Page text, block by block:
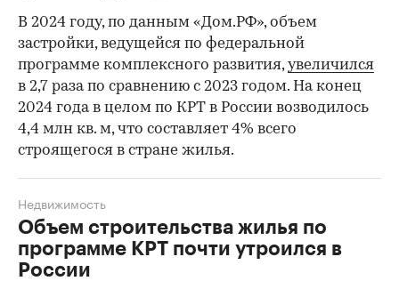
В 2024 году, по данным «Дом.РФ», объем
застройки, ведущейся по федеральной
программе комплексного развития,увеличился
в 2,7 раза по сравнению с 2023 годом. На конец
2024 года в целом по КРТ в России возводилось
4,4 млн кв. м, что составляет 4% всего
строящегося в стране жилья.
Объем строительства жилья по
программе КРТ почти утроился в
России
Недвижимость